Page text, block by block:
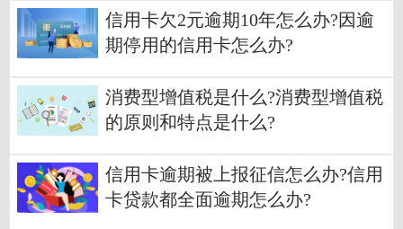
信用卡欠2元逾期10年怎么办?因逾
期停用的信用卡怎么办?
消费型增值税是什么?消费型增值税
的原则和特点是什么?
信用卡逾期被上报征信怎么办?信用
卡贷款都全面逾期怎么办?